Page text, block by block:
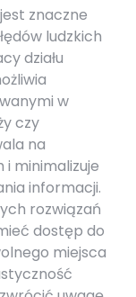
znaczne
ludzkich
działu
w
czy
na
minimalizuje
informacji.
rozwiązań
dostęp do
miejsca